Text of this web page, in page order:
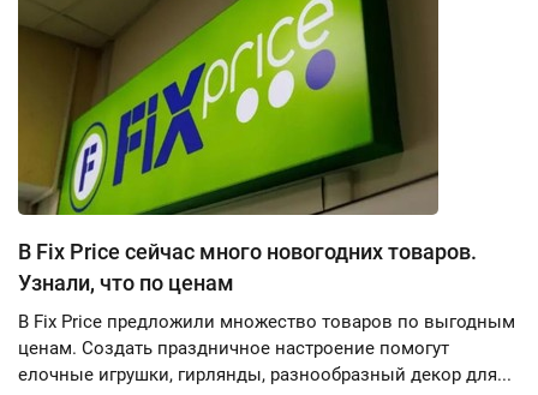
В Fix Price сейчас много новогодних товаров.
Узнали, что по ценам
В Fix Price предложили множество товаров по выгодным
ценам. Создать праздничное настроение помогут
елочные игрушки, гирлянды, разнообразный декор для...